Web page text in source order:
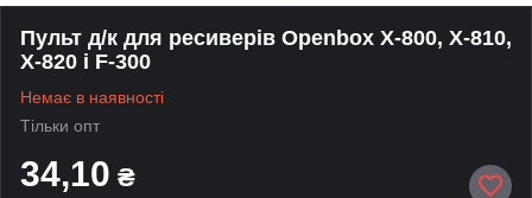
Пульт д/к для ресиверів Openbox X-800, X-810,
X-820 і F-300
Немає в наявності
Тільки опт
34,10 ₴